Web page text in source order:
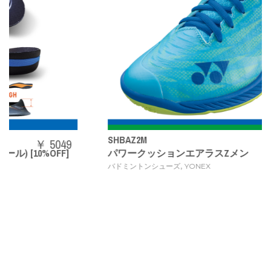
SHBAZ2M
パワークッションエアラスZメン
,YONEX